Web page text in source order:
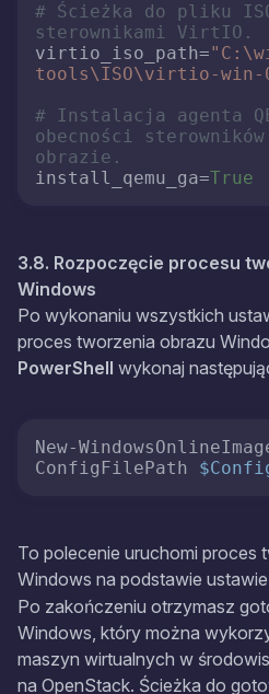
# Ścieżka do pliku
sterownikami VirtIO.
virtio_iso_path=
tools\ISO\virtio-win-
# Instalacja agenta
obecności
obrazie.
install_qemu_ga=True
3.8. Rozpoczęcie procesu
Windows
Po wykonaniu wszystkich
proces tworzenia obrazu
PowerShell wykonaj
New-
ConfigFilePath
To polecenie uruchomi proces
Windows na podstawie
Po zakończeniu otrzymasz
Windows, który można
maszyn wirtualnych w
na OpenStack. Ścieżka do